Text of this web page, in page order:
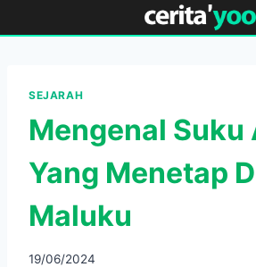
to
SEJARAH
Mengenal Suku
Yang Menetap
Maluku
19/06/2024